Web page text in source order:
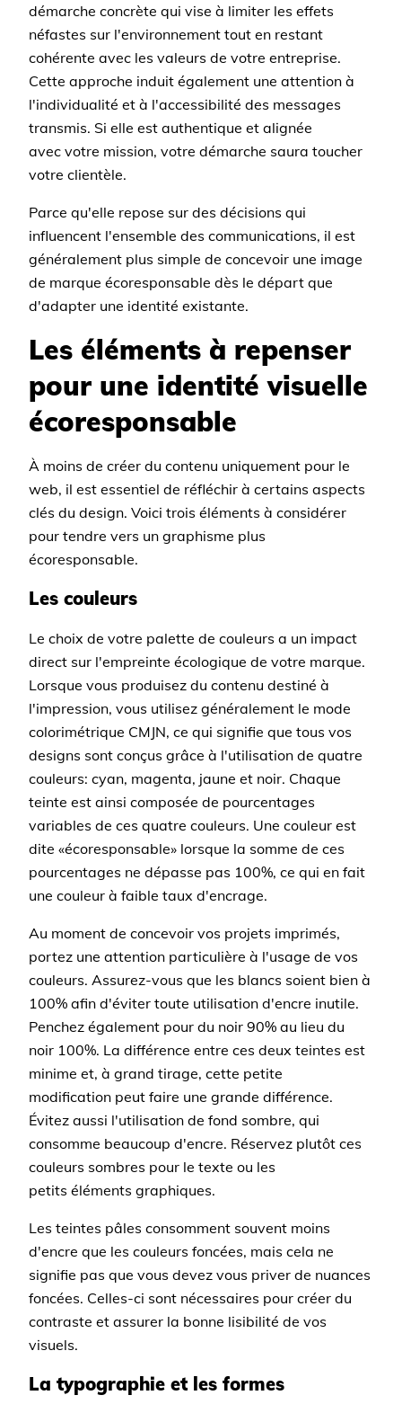
démarche concrète qui vise à limiter les effets
néfastes sur l'environnement tout en restant
cohérente avec les valeurs de votre entreprise.
Cette approche induit également une attention à
l'individualité et à l'accessibilité des messages
transmis. Si elle est authentique et alignée
avec votre mission, votre démarche saura toucher
votre clientèle.
Parce qu'elle repose sur des décisions qui
influencent l'ensemble des communications, il est
généralement plus simple de concevoir une image
de marque écoresponsable dès le départ que
d'adapter une identité existante.
Les éléments à repenser
pour une identité visuelle
écoresponsable
À moins de créer du contenu uniquement pour le
web, il est essentiel de réfléchir à certains aspects
clés du design. Voici trois éléments à considérer
pour tendre vers un graphisme plus
écoresponsable.
Les couleurs
Le choix de votre palette de couleurs a un impact
direct sur l'empreinte écologique de votre marque.
Lorsque vous produisez du contenu destiné à
l'impression, vous utilisez généralement le mode
colorimétrique CMJN, ce qui signifie que tous vos
designs sont conçus grâce à l'utilisation de quatre
couleurs: cyan, magenta, jaune et noir. Chaque
teinte est ainsi composée de pourcentages
variables de ces quatre couleurs. Une couleur est
dite «écoresponsable» lorsque la somme de ces
pourcentages ne dépasse pas 100%, ce qui en fait
une couleur à faible taux d'encrage.
Au moment de concevoir vos projets imprimés,
portez une attention particulière à l'usage de vos
couleurs. Assurez-vous que les blancs soient bien à
100% afin d'éviter toute utilisation d'encre inutile.
Penchez également pour du noir 90% au lieu du
noir 100%. La différence entre ces deux teintes est
minime et, à grand tirage, cette petite
modification peut faire une grande différence.
Évitez aussi l'utilisation de fond sombre, qui
consomme beaucoup d'encre. Réservez plutôt ces
couleurs sombres pour le texte ou les
petits éléments graphiques.
Les teintes pâles consomment souvent moins
d'encre que les couleurs foncées, mais cela ne
signifie pas que vous devez vous priver de nuances
foncées. Celles-ci sont nécessaires pour créer du
contraste et assurer la bonne lisibilité de vos
visuels.
La typographie et les formes